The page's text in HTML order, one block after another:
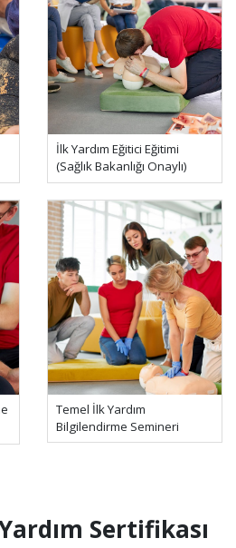
İlk Yardım Eğitici Eğitimi
(Sağlık Bakanlığı Onaylı)
Temel İlk Yardım
Bilgilendirme Semineri
Sertifikası